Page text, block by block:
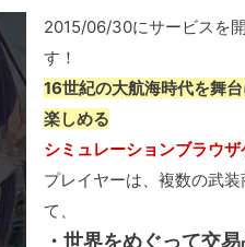
2015/06/30にサービスを
す！
16世紀の大航海時代を舞
楽しめる
シミュレーションブラウ
プレイヤーは、複数の武
て、
・世界をめぐって交